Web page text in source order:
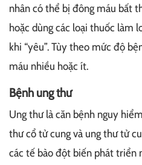
nhân có thể bị đông máu bất
hoặc dùng các loại thuốc làm
khi “yêu”. Tùy theo mức độ
máu nhiều hoặc ít.
Bệnh ung thư
Ung thư là căn bệnh nguy
thư cổ tử cung và ung thư tử
các tế bào đột biến phát triển